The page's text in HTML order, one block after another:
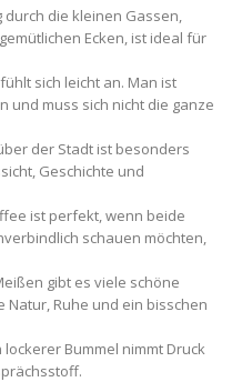
durch die kleinen Gassen,
Ecken, ist ideal für
sich leicht an. Man ist
und muss sich nicht die ganze
der Stadt ist besonders
Geschichte und
ist perfekt, wenn beide
schauen möchten,
gibt es viele schöne
Natur, Ruhe und ein bisschen
lockerer Bummel nimmt Druck